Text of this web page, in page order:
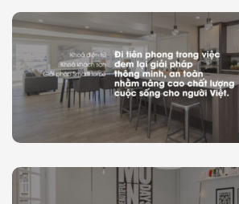
có
nhiều
thể.
Các
tùy
được
chọn